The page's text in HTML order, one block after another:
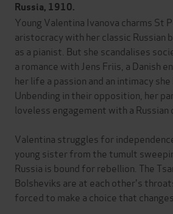
Russia, 1910.
Young Valentina Ivanova charms St
aristocracy with her classic Russian
as a pianist. But she scandalises
a romance with Jens Friis, a Danish
her life a passion and an intimacy she
Unbending in their opposition, her
loveless engagement with a Russian
Valentina struggles for
young sister from the tumult
Russia is bound for rebellion. The
Bolsheviks are at each other's
forced to make a choice that